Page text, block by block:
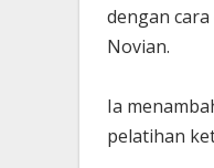
dengan
Novian.
Ia
pelatihan